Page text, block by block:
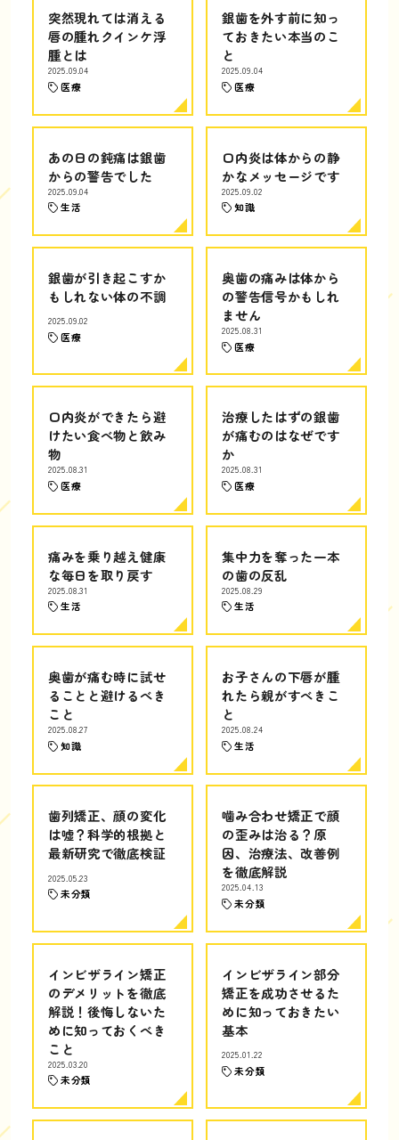
突然現れては消える
唇の腫れクインケ浮
腫とは
2025.09.04
医療
銀歯を外す前に知っ
ておきたい本当のこ
と
2025.09.04
医療
あの日の鈍痛は銀歯
からの警告でした
2025.09.04
生活
口内炎は体からの静
かなメッセージです
2025.09.02
知識
銀歯が引き起こすか
もしれない体の不調
2025.09.02
医療
奥歯の痛みは体から
の警告信号かもしれ
ません
2025.08.31
医療
口内炎ができたら避
けたい食べ物と飲み
物
2025.08.31
医療
治療したはずの銀歯
が痛むのはなぜです
か
2025.08.31
医療
痛みを乗り越え健康
な毎日を取り戻す
2025.08.31
生活
集中力を奪った一本
の歯の反乱
2025.08.29
生活
奥歯が痛む時に試せ
ることと避けるべき
こと
2025.08.27
知識
お子さんの下唇が腫
れたら親がすべきこ
と
2025.08.24
生活
歯列矯正、顔の変化
は嘘？科学的根拠と
最新研究で徹底検証
2025.05.23
未分類
噛み合わせ矯正で顔
の歪みは治る？原
因、治療法、改善例
を徹底解説
2025.04.13
未分類
インビザライン矯正
のデメリットを徹底
解説！後悔しないた
めに知っておくべき
こと
2025.03.20
未分類
インビザライン部分
矯正を成功させるた
めに知っておきたい
基本
2025.01.22
未分類